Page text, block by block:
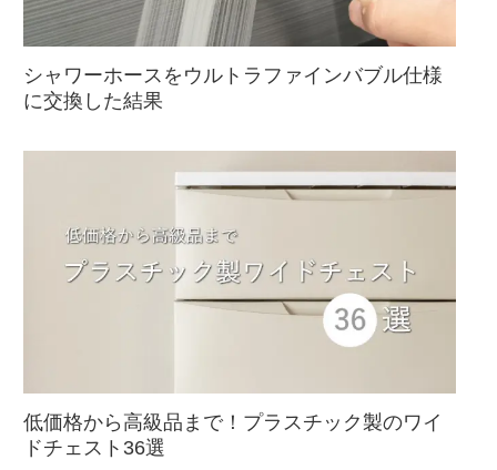
シャワーホースをウルトラファインバブル仕様
に交換した結果
低価格から高級品まで！プラスチック製のワイ
ドチェスト36選